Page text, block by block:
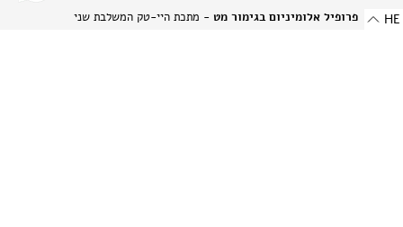
פרופיל אלומיניום בגימור מט - מתכת היי-טק המשלבת שני
HE